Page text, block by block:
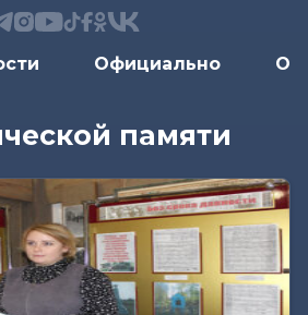
Официально
памяти